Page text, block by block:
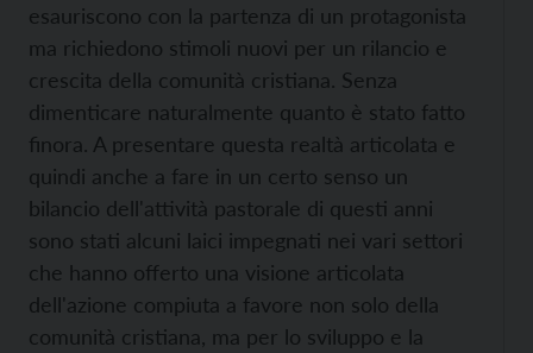
esauriscono con la partenza di un protagonista
ma richiedono stimoli nuovi per un rilancio e
crescita della comunità cristiana. Senza
dimenticare naturalmente quanto è stato fatto
finora. A presentare questa realtà articolata e
quindi anche a fare in un certo senso un
bilancio dell'attività pastorale di questi anni
sono stati alcuni laici impegnati nei vari settori
che hanno offerto una visione articolata
dell'azione compiuta a favore non solo della
comunità cristiana, ma per lo sviluppo e la